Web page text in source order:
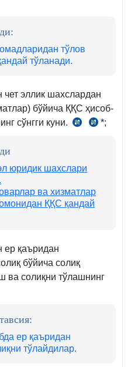
тўлов
тўланади.
эллик шахслардан
бўйича ҚҚС ҳисоб-
сўнгги куни.
СК
1–
қ.
СК
*;
юридик шахслари
ва хизматлар
ҚҚС қандай
ер қаъридан
бўйича солиқ
ва солиқни тўлашнинг
ер қаъридан
тўлайдилар.